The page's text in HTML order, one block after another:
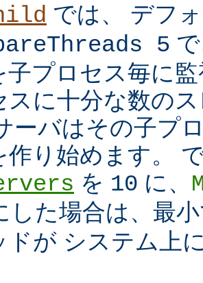
では、 デフ
5
子プロセス毎に
スに十分な数の
ーバはその子プ
作り始めます。
を 10 に、
した場合は、最
ドが システム上